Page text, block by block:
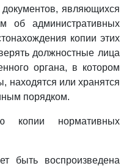
являющихся
об административных
копии этих
должностные лица
органа, в котором
находятся или хранятся
порядком.
копии нормативных
быть воспроизведена